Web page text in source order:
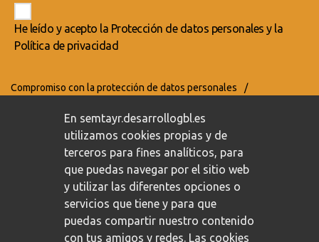
He leído y acepto la Protección de datos personales y la
Política de privacidad
Compromiso con la protección de datos personales
/
En semtayr.desarrollogbl.es
utilizamos cookies propias y de
terceros para fines analíticos, para
que puedas navegar por el sitio web
y utilizar las diferentes opciones o
servicios que tiene y para que
puedas compartir nuestro contenido
con tus amigos y redes. Las cookies